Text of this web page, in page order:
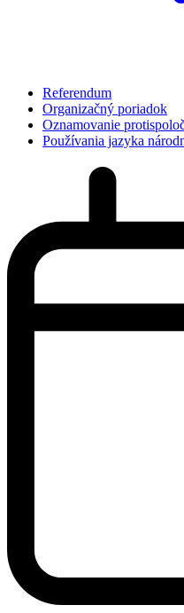
Referendum
Organizačný poriadok
Oznamovanie
Používania jazyka